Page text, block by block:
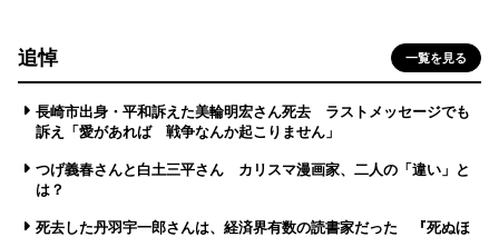
追悼 一覧を見る
長崎市出身・平和訴えた美輪明宏さん死去 ラストメッセージでも
訴え「愛があれば 戦争なんか起こりません」
つげ義春さんと白土三平さん カリスマ漫画家、二人の「違い」と
は？
死去した丹羽宇一郎さんは、経済界有数の読書家だった 『死ぬほ